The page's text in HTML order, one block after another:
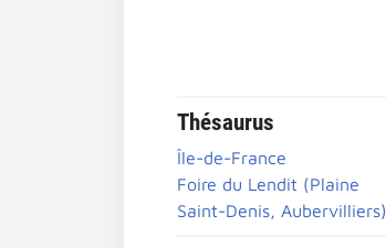
Thésaurus
Île-de-France
Foire du Lendit (Plaine
Saint-Denis, Aubervilliers)